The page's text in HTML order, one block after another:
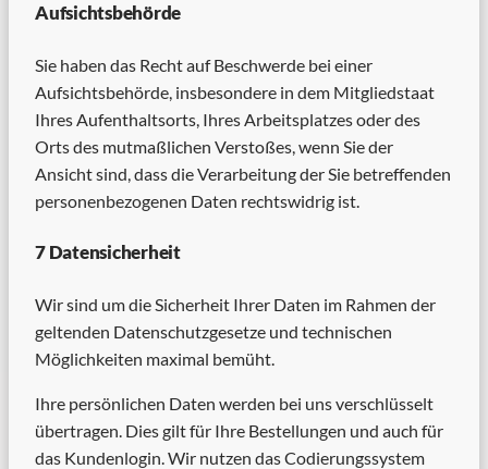
Aufsichtsbehörde
Sie haben das Recht auf Beschwerde bei einer
Aufsichtsbehörde, insbesondere in dem Mitgliedstaat
Ihres Aufenthaltsorts, Ihres Arbeitsplatzes oder des
Orts des mutmaßlichen Verstoßes, wenn Sie der
Ansicht sind, dass die Verarbeitung der Sie betreffenden
personenbezogenen Daten rechtswidrig ist.
7 Datensicherheit
Wir sind um die Sicherheit Ihrer Daten im Rahmen der
geltenden Datenschutzgesetze und technischen
Möglichkeiten maximal bemüht.
Ihre persönlichen Daten werden bei uns verschlüsselt
übertragen. Dies gilt für Ihre Bestellungen und auch für
das Kundenlogin. Wir nutzen das Codierungssystem